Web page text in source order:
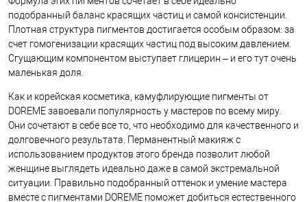
подобранный баланс красящих частиц и самой консистенции.
Плотная структура пигментов достигается особым образом: за
счет гомогенизации красящих частиц под высоким давлением.
Сгущающим компонентом выступает глицерин – и его тут очень
маленькая доля.
Как и корейская косметика, камуфлирующие пигменты от
DOREME завоевали популярность у мастеров по всему миру.
Они сочетают в себе все то, что необходимо для качественного и
долговечного результата. Перманентный макияж с
использованием продуктов этого бренда позволит любой
женщине выглядеть идеально даже в самой экстремальной
ситуации. Правильно подобранный оттенок и умение мастера
вместе с пигментами DOREME поможет добиться естественного